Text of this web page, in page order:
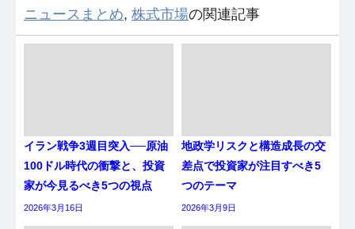
ニュースまとめ, 株式市場の関連記事
イラン戦争3週目突入──原油
100ドル時代の衝撃と、投資
家が今見るべき5つの視点
2026年3月16日
地政学リスクと構造成長の交
差点で投資家が注目すべき5
つのテーマ
2026年3月9日